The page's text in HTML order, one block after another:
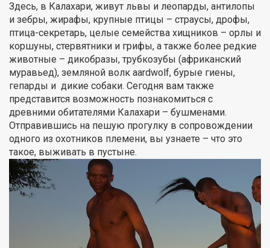
Здесь, в Калахари, живут львы и леопарды, антилопы
и зебры, жирафы, крупные птицы – страусы, дрофы,
птица-секретарь, целые семейства хищников – орлы и
коршуны, стервятники и грифы, а также более редкие
животные – дикобразы, трубкозубы (африканский
муравьед), земляной волк aardwolf, бурые гиены,
гепарды и дикие собаки. Сегодня вам также
представится возможность познакомиться с
древними обитателями Калахари – бушменами.
Отправившись на пешую прогулку в сопровождении
одного из охотников племени, вы узнаете – что это
такое, выживать в пустыне.